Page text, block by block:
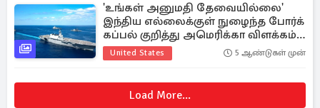
'உங்கள் அனுமதி தேவையில்லை'
இந்திய எல்லைக்குள் நுழைந்த போர்க்
கப்பல் குறித்து அமெரிக்கா விளக்கம்;
தொடரும் பதற்ற நிலை
United States 5 ஆண்டுகள் முன்
Load More...